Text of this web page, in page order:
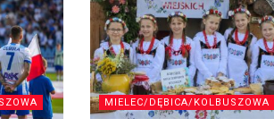
MIELEC/DĘBICA/KOLBUSZOWA